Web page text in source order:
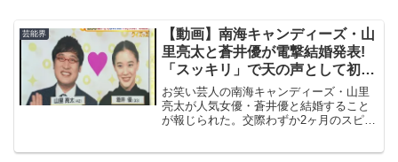
芸能界
【動画】南海キャンディーズ・山
里亮太と蒼井優が電撃結婚発表!
「スッキリ」で天の声として初の
コメントを披露
お笑い芸人の南海キャンディーズ・山里
亮太が人気女優・蒼井優と結婚すること
が報じられた。交際わずか2ヶ月のスピー